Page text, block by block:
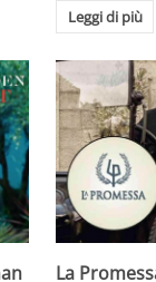
Leggi di più
La